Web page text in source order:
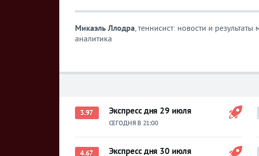
Микаэль Ллодра, теннисист: новости и
аналитика
3.97 Экспресс дня 29 июля
СЕГОДНЯ В 21:00
4.67 Экспресс дня 30 июля